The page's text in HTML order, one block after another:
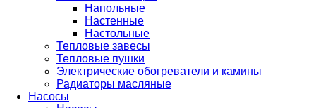
Напольные
Настенные
Настольные
Тепловые завесы
Тепловые пушки
Электрические обогреватели и камины
Радиаторы масляные
Насосы